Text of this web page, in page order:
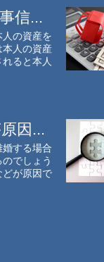
信...
の資産を
人の資産
ると本人
因...
する場合
でしょう
が原因で